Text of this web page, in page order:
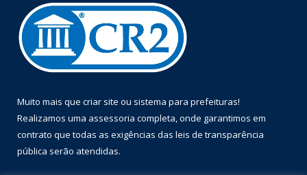
Muito mais que criar site ou sistema para prefeituras!
Realizamos uma assessoria completa, onde garantimos em
contrato que todas as exigências das leis de transparência
pública serão atendidas.